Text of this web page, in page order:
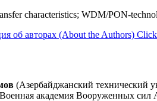
characteristics; WDM/PON-
об авторах (About the Authors)
(Азербайджанский технический
академия Вооруженных сил